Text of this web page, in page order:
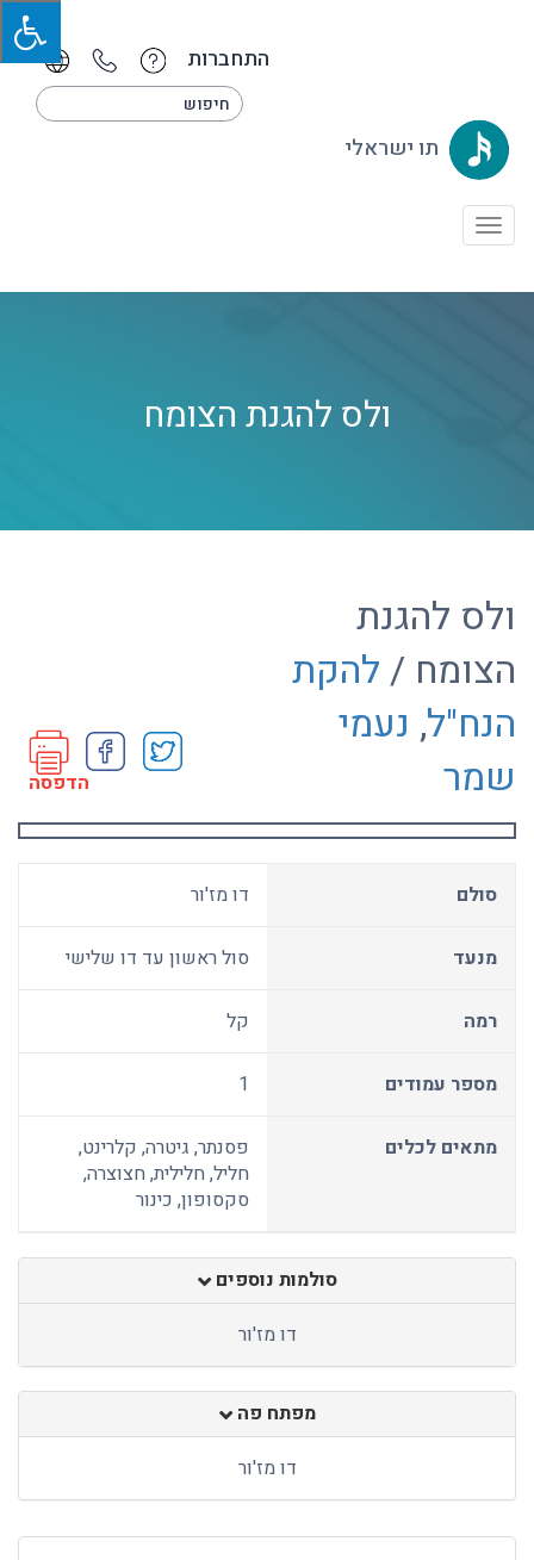
התחברות
תו ישראלי
Toggle
ולס להגנת הצומח
ולס להגנת
הצומח /להקת
הנח"ל, נעמי
שמר
הדפסה
סולם דו מז'ור
מנעד סול ראשון עד דו שלישי
רמה קל
מספר עמודים 1
מתאים לכלים
פסנתר, גיטרה, קלרינט,
חליל, חלילית, חצוצרה,
סקסופון, כינור
סולמות נוספים
דו מז'ור
מפתח פה
דו מז'ור